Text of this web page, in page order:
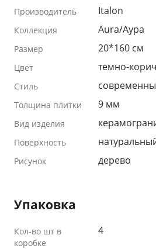
Производитель Italon
Коллекция Aura/Аура
Размер 20*160 см
Цвет темно-
Стиль
Толщина плитки 9 мм
Вид изделия
Поверхность
Рисунок дерево
Упаковка
Кол-во шт в
коробке
4